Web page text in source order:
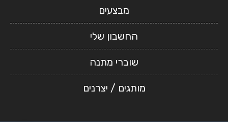
מבצעים
החשבון שלי
שוברי מתנה
מותגים / יצרנים